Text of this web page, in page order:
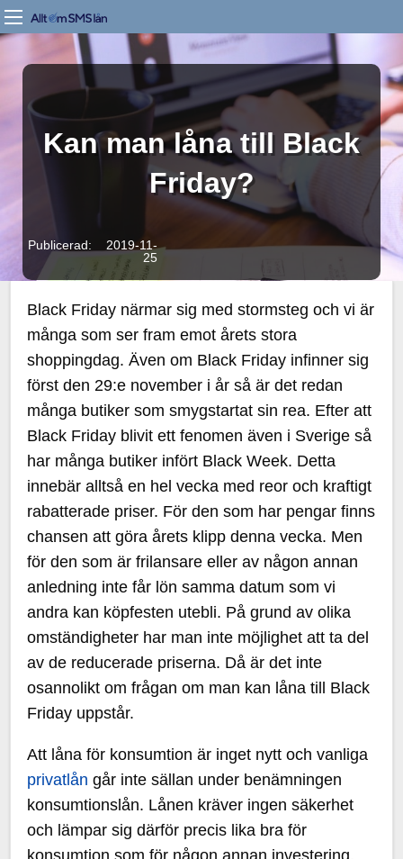
Kan man låna till Black
Friday?
Publicerad: 2019-11-
25
Black Friday närmar sig med stormsteg och vi är
många som ser fram emot årets stora
shoppingdag. Även om Black Friday infinner sig
först den 29:e november i år så är det redan
många butiker som smygstartat sin rea. Efter att
Black Friday blivit ett fenomen även i Sverige så
har många butiker infört Black Week. Detta
innebär alltså en hel vecka med reor och kraftigt
rabatterade priser. För den som har pengar finns
chansen att göra årets klipp denna vecka. Men
för den som är frilansare eller av någon annan
anledning inte får lön samma datum som vi
andra kan köpfesten utebli. På grund av olika
omständigheter har man inte möjlighet att ta del
av de reducerade priserna. Då är det inte
osannolikt om frågan om man kan låna till Black
Friday uppstår.
Att låna för konsumtion är inget nytt och vanliga
privatlån går inte sällan under benämningen
konsumtionslån. Lånen kräver ingen säkerhet
och lämpar sig därför precis lika bra för
konsumtion som för någon annan investering.